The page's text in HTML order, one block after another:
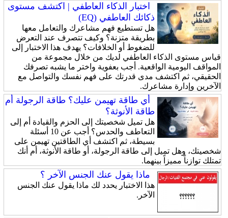
اختبار الذكاء العاطفي | اكتشف مستوى
ذكائك العاطفي (EQ)
هل تستطيع فهم مشاعرك والتعامل معها
بطريقة متزنة؟ وكيف تتصرف عند التعرض
للضغوط أو الخلافات؟ يهدف هذا الاختبار إلى
قياس مستوى الذكاء العاطفي لديك من خلال مجموعة من
المواقف اليومية الواقعية. أجب بعفوية واختر ما يشبه تصرفك
الحقيقي، ثم اكتشف مدى قدرتك على فهم نفسك والتواصل مع
الآخرين وإدارة مشاعرك.
أي طاقة تهيمن عليك؟ طاقة الرجولة أم
طاقة الأنوثة؟
هل تميل شخصيتك إلى الحزم والقيادة أم إلى
التعاطف والحدس؟ أجب عن 10 أسئلة
بسيطة، ثم اكتشف أي الطاقتين تهيمن على
شخصيتك، وهل تميل إلى طاقة الرجولة، أو طاقة الأنوثة، أم أنك
تمتلك توازناً مميزاً بينهما.
ماذا يقول عنك الجنس الآخر ؟
هذا الاختبار يحدد لك ماذا يقول عنك الجنس
الآخر.